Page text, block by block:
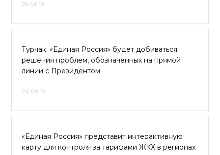
25.06.19
Турчак: «Единая Россия» будет добиваться
решения проблем, обозначенных на прямой
линии с Президентом
24.06.19
«Единая Россия» представит интерактивную
карту для контроля за тарифами ЖКХ в регионах